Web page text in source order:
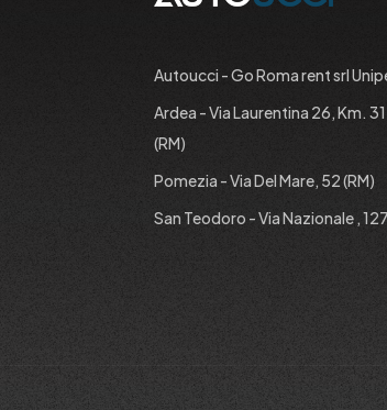
Autoucci - Go Roma rent srl
Ardea - Via Laurentina 26, Km.
(RM)
Pomezia - Via Del Mare, 52 (RM)
San Teodoro - Via Nazionale ,